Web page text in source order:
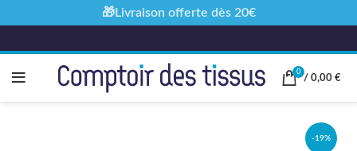
0
/ 0,00 €
-19%
🎁Livraison offerte dès 20€